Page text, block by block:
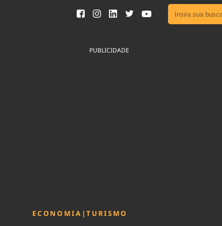
Ver
PUBLICIDADE
ECONOMIA |TURISMO